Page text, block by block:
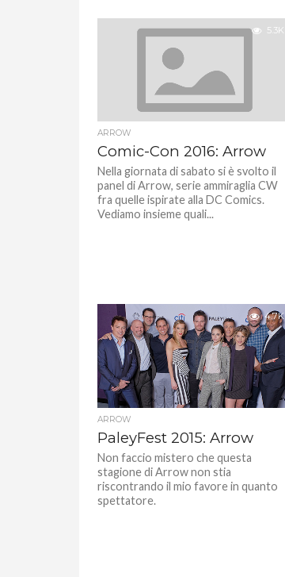
5.3K
ARROW
Comic-Con 2016: Arrow
Nella giornata di sabato si è svolto il
panel di Arrow, serie ammiraglia CW
fra quelle ispirate alla DC Comics.
Vediamo insieme quali...
4.7K
ARROW
PaleyFest 2015: Arrow
Non faccio mistero che questa
stagione di Arrow non stia
riscontrando il mio favore in quanto
spettatore.